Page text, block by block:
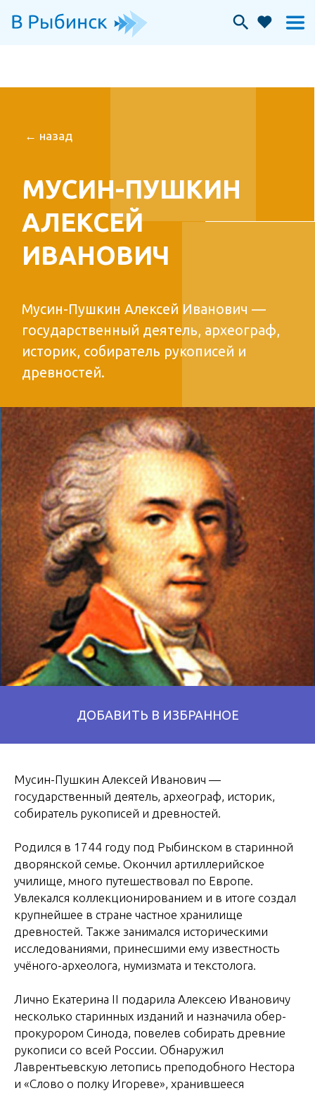
ДОБАВИТЬ В ИЗБРАННОЕ
Мусин-Пушкин Алексей Иванович —
государственный деятель, археограф,
историк, собиратель рукописей и
древностей.
МУСИН-ПУШКИН
ИВАНОВИЧ
Мусин-Пушкин Алексей Иванович —
государственный деятель, археограф, историк,
собиратель рукописей и древностей.
Родился в 1744 году под Рыбинском в старинной
дворянской семье. Окончил артиллерийское
училище, много путешествовал по Европе.
Увлекался коллекционированием и в итоге создал
крупнейшее в стране частное хранилище
древностей. Также занимался историческими
исследованиями, принесшими ему известность
учёного-археолога, нумизмата и текстолога.
Лично Екатерина II подарила Алексею Ивановичу
несколько старинных изданий и назначила обер-
прокурором Синода, повелев собирать древние
рукописи со всей России. Обнаружил
Лаврентьевскую летопись преподобного Нестора
и «Слово о полку Игореве», хранившееся